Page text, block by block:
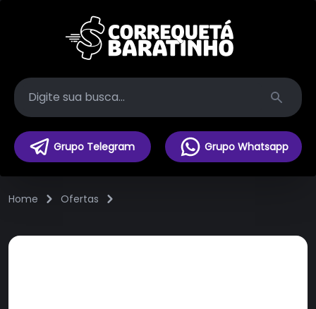
Search
Grupo Telegram Grupo Whatsapp
Home Ofertas